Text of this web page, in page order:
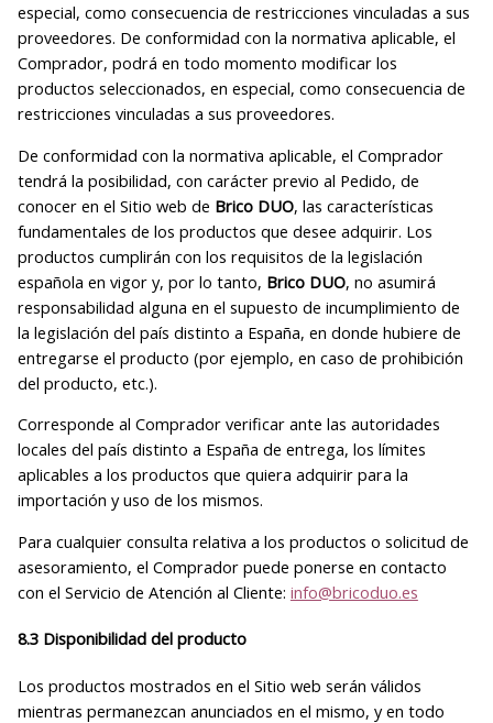
especial, como consecuencia de restricciones vinculadas a sus
proveedores. De conformidad con la normativa aplicable, el
Comprador, podrá en todo momento modificar los
productos seleccionados, en especial, como consecuencia de
restricciones vinculadas a sus proveedores.
De conformidad con la normativa aplicable, el Comprador
tendrá la posibilidad, con carácter previo al Pedido, de
conocer en el Sitio web de Brico DUO, las características
fundamentales de los productos que desee adquirir. Los
productos cumplirán con los requisitos de la legislación
española en vigor y, por lo tanto, Brico DUO, no asumirá
responsabilidad alguna en el supuesto de incumplimiento de
la legislación del país distinto a España, en donde hubiere de
entregarse el producto (por ejemplo, en caso de prohibición
del producto, etc.).
Corresponde al Comprador verificar ante las autoridades
locales del país distinto a España de entrega, los límites
aplicables a los productos que quiera adquirir para la
importación y uso de los mismos.
Para cualquier consulta relativa a los productos o solicitud de
asesoramiento, el Comprador puede ponerse en contacto
con el Servicio de Atención al Cliente: info@bricoduo.es
8.3 Disponibilidad del producto
Los productos mostrados en el Sitio web serán válidos
mientras permanezcan anunciados en el mismo, y en todo